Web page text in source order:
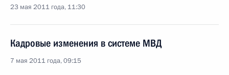
23 мая 2011 года, 11:30
Кадровые изменения в системе МВД
7 мая 2011 года, 09:15